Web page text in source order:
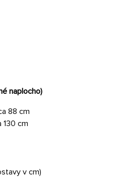
naplocho)
88 cm
130 cm
v cm)